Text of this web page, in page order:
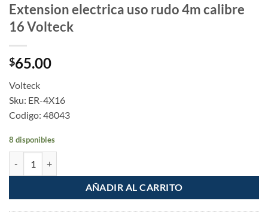
Extension electrica uso rudo 4m calibre
16 Volteck
$65.00
Volteck
Sku: ER-4X16
Codigo: 48043
8 disponibles
AÑADIR AL CARRITO